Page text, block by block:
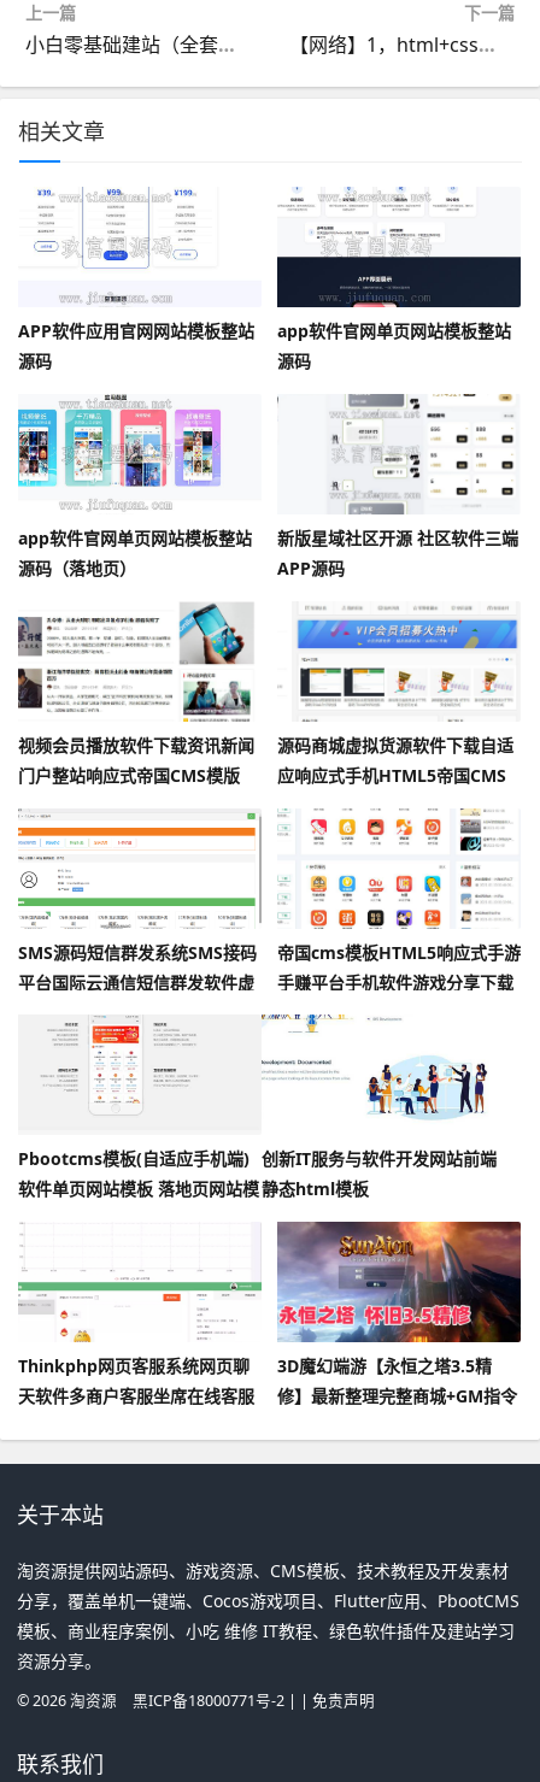
上一篇
小白零基础建站（全套课程+演示源码+建站软件）
下一篇
【网络】1，html+css零基础入门视频教程（附源码+资料）
相关文章
APP软件应用官网网站模板整站
源码
app软件官网单页网站模板整站
源码
app软件官网单页网站模板整站
源码（落地页）
新版星域社区开源 社区软件三端
APP源码
视频会员播放软件下载资讯新闻
门户整站响应式帝国CMS模版
源码商城虚拟货源软件下载自适
应响应式手机HTML5帝国CMS
整站模板
SMS源码短信群发系统SMS接码
平台国际云通信短信群发软件虚
帝国cms模板HTML5响应式手游
手赚平台手机软件游戏分享下载
整站模板
Pbootcms模板(自适应手机端)
软件单页网站模板 落地页网站模
板
创新IT服务与软件开发网站前端
静态html模板
Thinkphp网页客服系统网页聊
天软件多商户客服坐席在线客服
3D魔幻端游【永恒之塔3.5精
修】最新整理完整商城+GM指令
关于本站
淘资源提供网站源码、游戏资源、CMS模板、技术教程及开发素材
分享，覆盖单机一键端、Cocos游戏项目、Flutter应用、PbootCMS
模板、商业程序案例、小吃 维修 IT教程、绿色软件插件及建站学习
资源分享。
©2026淘资源 黑ICP备18000771号-2| | 免责声明
联系我们